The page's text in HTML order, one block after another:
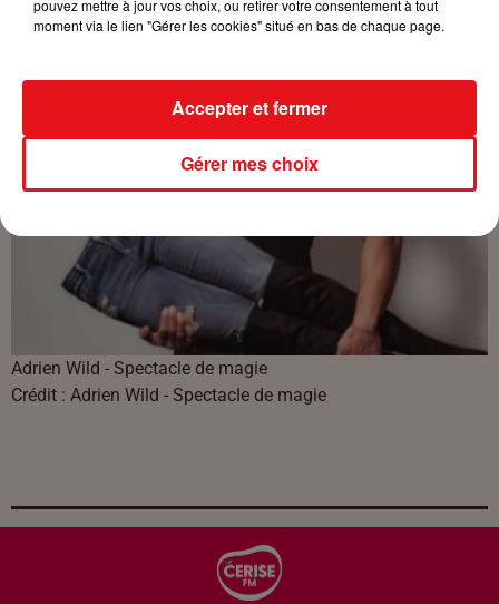
Adrien Wild - Spectacle de magie
Crédit : Adrien Wild - Spectacle de magie
pouvez mettre à jour vos choix, ou retirer votre consentement à tout
moment via le lien "Gérer les cookies" situé en bas de chaque page.
Gérer mes choix
Accepter et fermer